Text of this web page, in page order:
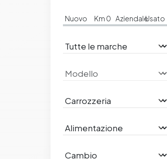
Nuovo Km 0 AziendaleUsato